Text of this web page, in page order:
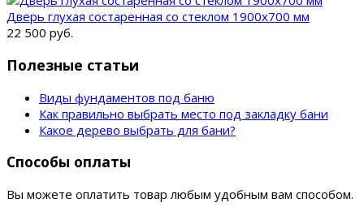
Дверь глухая состаренная со стеклом 1900х700 мм
22 500 руб.
Полезные статьи
Виды фундаментов под баню
Как правильно выбрать место под закладку бани
Какое дерево выбрать для бани?
Способы оплаты
Вы можете оплатить товар любым удобным вам способом.